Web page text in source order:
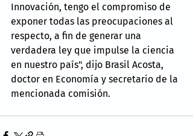
Innovación, tengo el compromiso de
exponer todas las preocupaciones al
respecto, a fin de generar una
verdadera ley que impulse la ciencia
en nuestro país", dijo Brasil Acosta,
doctor en Economía y secretario de la
mencionada comisión.